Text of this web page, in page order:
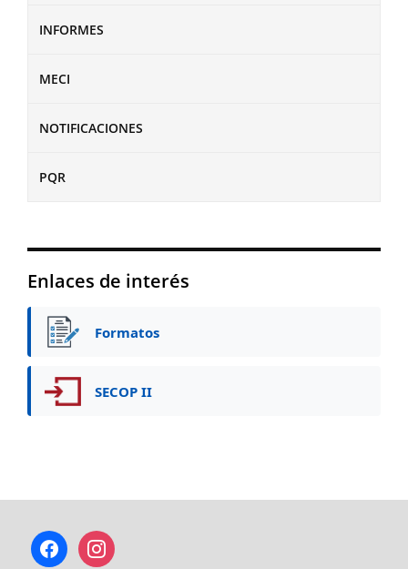
INFORMES
MECI
NOTIFICACIONES
PQR
Enlaces de interés
Formatos
SECOP II
facebookinstagram